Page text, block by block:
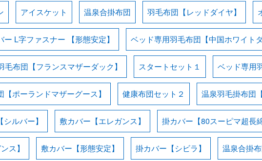
アイスケット 温泉合掛布団 羽毛布団【レッドダイヤ】
ー L字ファスナー 【形態安定】 ベッド専用羽毛布団【中国ホワイトダ
毛布団【フランスマザーダック】 スタートセット１ ベッド専用
ポーランドマザーグース】 健康布団セット２ 温泉羽毛掛布団
ルバー】 敷カバー【エレガンス】 掛カバー【80スーピマ超長綿
ス】 敷カバー【形態安定】 掛カバー【シビラ】 温泉合掛